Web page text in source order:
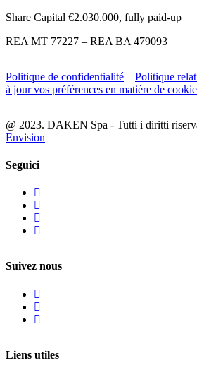
Share Capital €2.030.000, fully paid-up
REA MT 77227 – REA BA 479093
Politique de confidentialité – Politique
à jour vos préférences en matière de
@ 2023. DAKEN Spa - Tutti i diritti
Envision
Seguici
Suivez nous
Liens utiles